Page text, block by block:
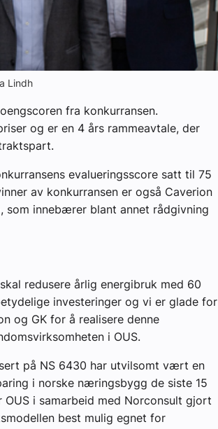
Lindh
fra konkurransen.
og er en 4 års rammeavtale, der
evalueringsscore satt til 75
av konkurransen er også Caverion
innebærer blant annet rådgivning
redusere årlig energibruk med 60
investeringer og vi er glade for
og GK for å realisere denne
i OUS.
på NS 6430 har utvilsomt vært en
i norske næringsbygg de siste 15
i samarbeid med Norconsult gjort
best mulig egnet for